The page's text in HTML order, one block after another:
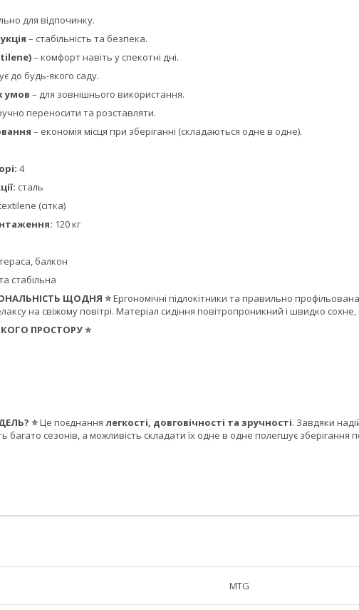
для відпочинку.
– стабільність та безпека.
– комфорт навіть у спекотні дні.
до будь-якого саду.
умов – для зовнішнього використання.
переносити та розставляти.
– економія місця при зберіганні (складаються одне в одне).
4
сталь
(сітка)
120 кг
балкон
стабільна
ЩОДНЯ ⭐Ергономічні підлокітники та правильно
на свіжому повітрі. Матеріал сидіння повітропроникний і швидко
ПРОСТОРУ ⭐
⭐Це поєднання легкості, довговічності та зручності. Завдяки
багато сезонів, а можливість складати їх одне в одне полегшує зберігання
MTG